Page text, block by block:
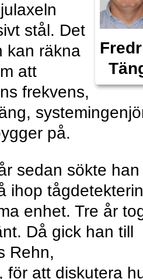
stål. Det
kan räkna
att
frekvens,
på.
sedan sökte han
ihop
enhet. Tre år
Då gick han till
Rehn,
för att diskutera